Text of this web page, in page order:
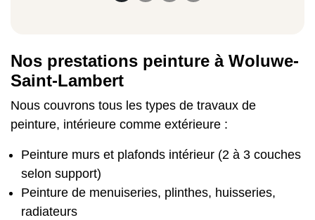
Nos prestations peinture à Woluwe-
Saint-Lambert
Nous couvrons tous les types de travaux de
peinture, intérieure comme extérieure :
Peinture murs et plafonds intérieur (2 à 3 couches
selon support)
Peinture de menuiseries, plinthes, huisseries,
radiateurs